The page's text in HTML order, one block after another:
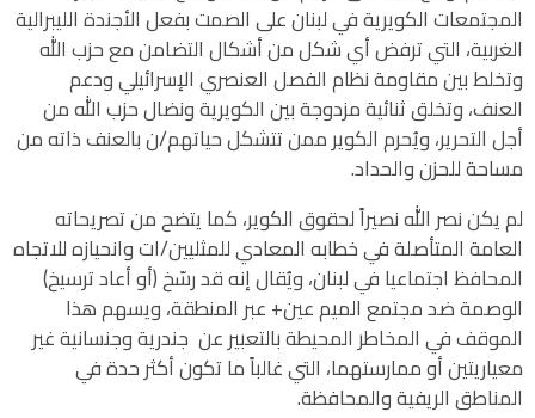
المجتمعات الكويرية في لبنان على الصمت بفعل الأجندة الليبرالية
الغربية، التي ترفض أي شكل من أشكال التضامن مع حزب الله
وتخلط بين مقاومة نظام الفصل العنصري الإسرائيلي ودعم
العنف، وتخلق ثنائية مزدوجة بين الكويرية ونضال حزب الله من
أجل التحرير، ويُحرم الكوير ممن تتشكل حياتهم/ن بالعنف ذاته من
مساحة للحزن والحداد.
لم يكن نصر الله نصيراً لحقوق الكوير، كما يتضح من تصريحاته
العامة المتأصلة في خطابه المعادي للمثليين/ات وانحيازه للاتجاه
المحافظ اجتماعيا في لبنان، ويُقال إنه قد رسّخ (أو أعاد ترسيخ)
الوصمة ضد مجتمع الميم عين+ عبر المنطقة، ويسهم هذا
الموقف في المخاطر المحيطة بالتعبير عن جندرية وجنسانية غير
معياريتين أو ممارستهما، التي غالباً ما تكون أكثر حدة في
المناطق الريفية والمحافظة.